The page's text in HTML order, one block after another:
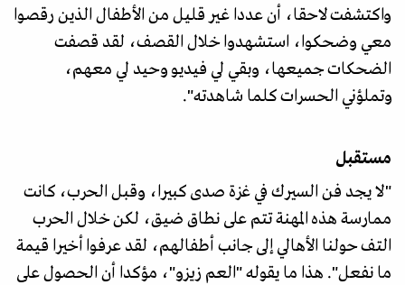
واكتشفت لاحقا، أن عددا غير قليل من الأطفال الذين رقصوا
معي وضحكوا، استشهدوا خلال القصف، لقد قصفت
الضحكات جميعها، وبقي لي فيديو وحيد لي معهم،
وتملؤني الحسرات كلما شاهدته".
مستقبل
"لا يجد فن السيرك في غزة صدى كبيرا، وقبل الحرب، كانت
ممارسة هذه المهنة تتم على نطاق ضيق، لكن خلال الحرب
التف حولنا الأهالي إلى جانب أطفالهم، لقد عرفوا أخيرا قيمة
ما نفعل". هذا ما يقوله "العم زيزو"، مؤكدا أن الحصول على